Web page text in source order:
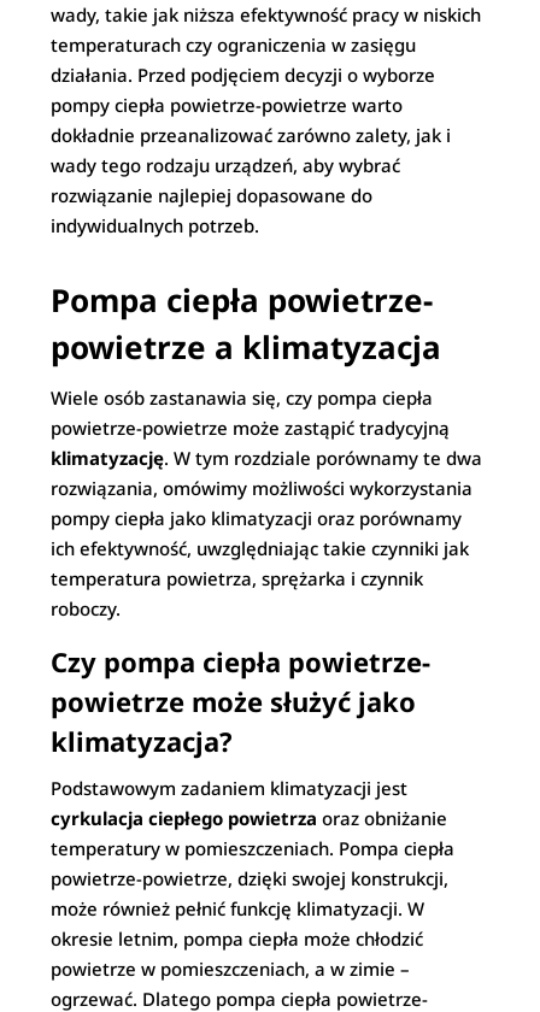
wady, takie jak niższa efektywność pracy w niskich
temperaturach czy ograniczenia w zasięgu
działania. Przed podjęciem decyzji o wyborze
pompy ciepła powietrze-powietrze warto
dokładnie przeanalizować zarówno zalety, jak i
wady tego rodzaju urządzeń, aby wybrać
rozwiązanie najlepiej dopasowane do
indywidualnych potrzeb.
Pompa ciepła powietrze-
powietrze a klimatyzacja
Wiele osób zastanawia się, czy pompa ciepła
powietrze-powietrze może zastąpić tradycyjną
klimatyzację. W tym rozdziale porównamy te dwa
rozwiązania, omówimy możliwości wykorzystania
pompy ciepła jako klimatyzacji oraz porównamy
ich efektywność, uwzględniając takie czynniki jak
temperatura powietrza, sprężarka i czynnik
roboczy.
Czy pompa ciepła powietrze-
powietrze może służyć jako
klimatyzacja?
Podstawowym zadaniem klimatyzacji jest
cyrkulacja ciepłego powietrza oraz obniżanie
temperatury w pomieszczeniach. Pompa ciepła
powietrze-powietrze, dzięki swojej konstrukcji,
może również pełnić funkcję klimatyzacji. W
okresie letnim, pompa ciepła może chłodzić
powietrze w pomieszczeniach, a w zimie –
ogrzewać. Dlatego pompa ciepła powietrze-